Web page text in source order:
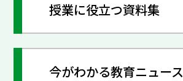
授業に役立つ資料集
今がわかる教育ニュース